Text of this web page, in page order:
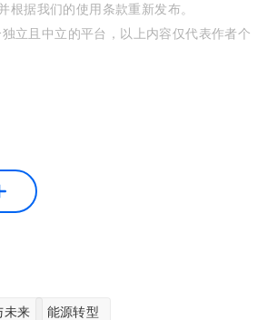
根据我们的使用条款重新发布。
立且中立的平台，以上内容仅代表作者个
未来 能源转型